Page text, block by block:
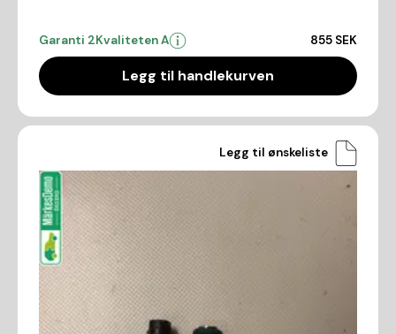
Garanti 2Kvaliteten A 855 SEK
Legg til handlekurven
Legg til ønskeliste